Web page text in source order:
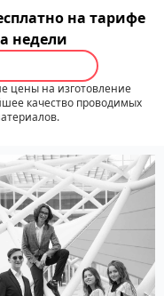
на тарифе
недели
цены на изготовление
качество проводимых